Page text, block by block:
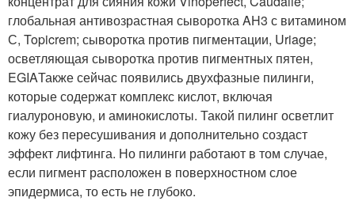
глобальная антивозрастная сыворотка AH3 с витамином
С, Topicrem; сыворотка против пигментации, Uriage;
осветляющая сыворотка против пигментных пятен,
EGIAТакже сейчас появились двухфазные пилинги,
которые содержат комплекс кислот, включая
гиалуроновую, и аминокислоты. Такой пилинг осветлит
кожу без пересушивания и дополнительно создаст
эффект лифтинга. Но пилинги работают в том случае,
если пигмент расположен в поверхностном слое
эпидермиса, то есть не глубоко.